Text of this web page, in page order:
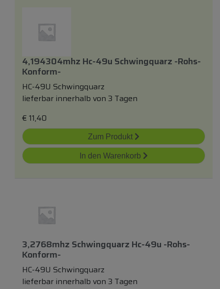
4,194304mhz Hc-49u Schwingquarz -rohs-
Konform-
HC-49U Schwingquarz
lieferbar innerhalb von 3 Tagen
€ 11,40
Zum Produkt
In den Warenkorb
3,2768mhz Schwingquarz Hc-49u -rohs-
Konform-
HC-49U Schwingquarz
lieferbar innerhalb von 3 Tagen